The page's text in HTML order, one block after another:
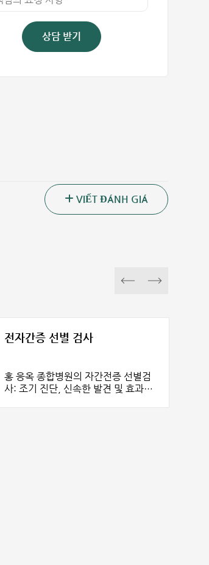
상담 받기
VIẾT ĐÁNH GIÁ
전자간증 선별 검사
홍 응옥 종합병원의 자간전증 선별검
사: 조기 진단, 신속한 발견 및 효과적